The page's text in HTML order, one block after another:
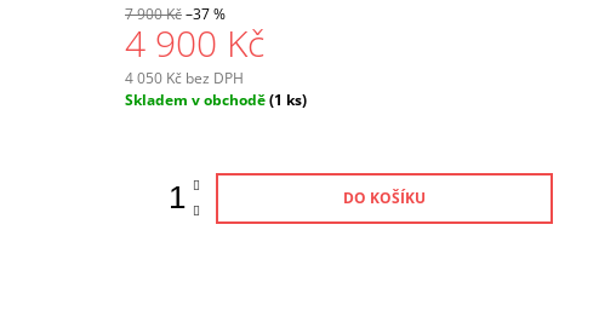
7 900 Kč–37 %
4 900 Kč
4 050 Kč bez DPH
Měrná
Skladem v obchodě(1 ks)
DO KOŠÍKU